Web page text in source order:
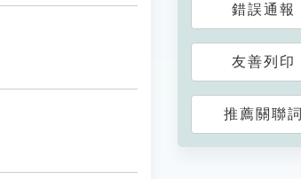
錯誤通報
友善列印
推薦關聯詞